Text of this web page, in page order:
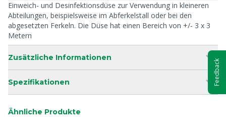
Einweich- und Desinfektionsdüse zur Verwendung in kleineren
Abteilungen, beispielsweise im Abferkelstall oder bei den
abgesetzten Ferkeln. Die Düse hat einen Bereich von +/- 3 x 3
Metern
Zusätzliche Informationen
Spezifikationen
Ähnliche Produkte
Feedback